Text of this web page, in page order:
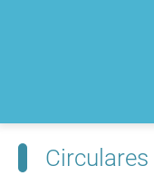
Circulares